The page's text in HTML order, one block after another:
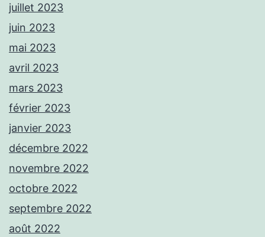
juillet 2023
juin 2023
mai 2023
avril 2023
mars 2023
février 2023
janvier 2023
décembre 2022
novembre 2022
octobre 2022
septembre 2022
août 2022